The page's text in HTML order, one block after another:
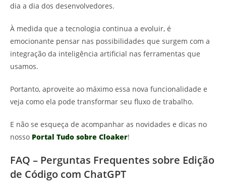
dia a dia dos desenvolvedores.
À medida que a tecnologia continua a evoluir, é
emocionante pensar nas possibilidades que surgem com a
integração da inteligência artificial nas ferramentas que
usamos.
Portanto, aproveite ao máximo essa nova funcionalidade e
veja como ela pode transformar seu fluxo de trabalho.
E não se esqueça de acompanhar as novidades e dicas no
nosso Portal Tudo sobre Cloaker!
FAQ – Perguntas Frequentes sobre Edição
de Código com ChatGPT